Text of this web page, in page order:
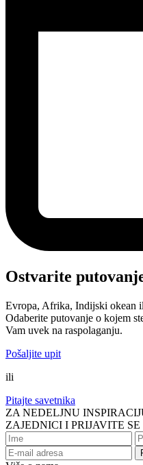
Ostvarite
Evropa, Afrika, Indijski okean
Odaberite putovanje o kojem
Vam uvek na raspolaganju.
Pošaljite upit
ili
Pitajte savetnika
ZA NEDELJNU
ZAJEDNICI I PRIJAVITE